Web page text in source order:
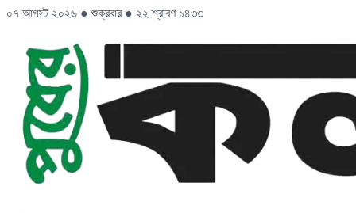
০৭ আগস্ট ২০২৬ ● শুক্রবার ● ২২ শ্রাবণ ১৪৩৩